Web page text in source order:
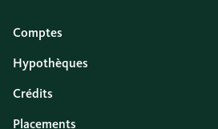
Comptes
Hypothèques
Crédits
Placements